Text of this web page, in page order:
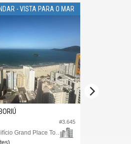
CAMBORIÚ
no Edifício Unique Tower
dormitórios (3 suítes)